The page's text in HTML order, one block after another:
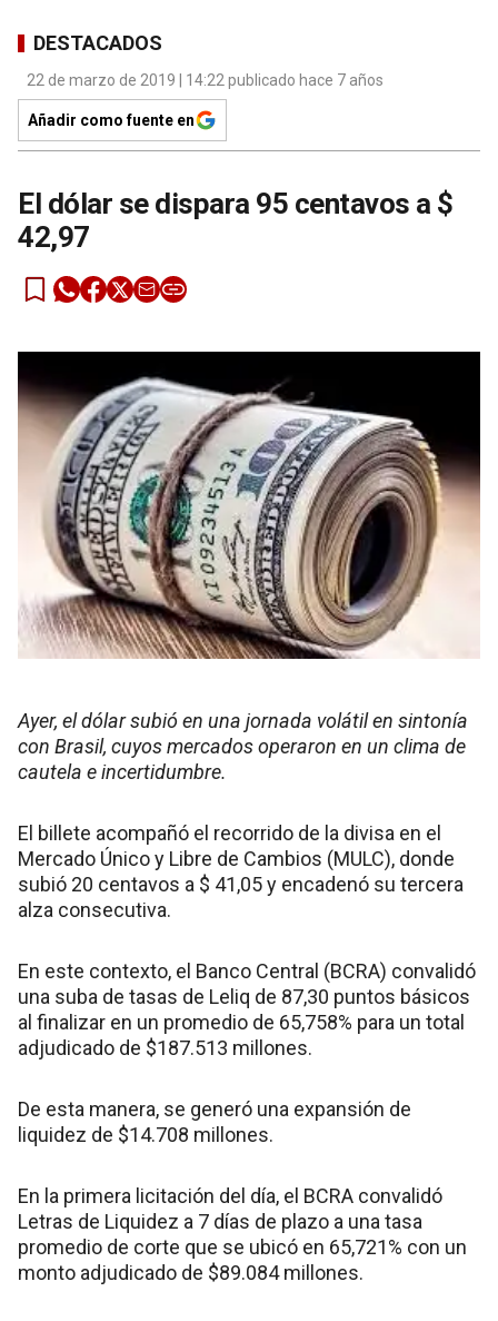
DESTACADOS
22 de marzo de 2019 | 14:22 publicado hace 7 años
Añadir como fuente en
El dólar se dispara 95 centavos a $
42,97
Ayer, el dólar subió en una jornada volátil en sintonía
con Brasil, cuyos mercados operaron en un clima de
cautela e incertidumbre.
El billete acompañó el recorrido de la divisa en el
Mercado Único y Libre de Cambios (MULC), donde
subió 20 centavos a $ 41,05 y encadenó su tercera
alza consecutiva.
En este contexto, el Banco Central (BCRA) convalidó
una suba de tasas de Leliq de 87,30 puntos básicos
al finalizar en un promedio de 65,758% para un total
adjudicado de $187.513 millones.
De esta manera, se generó una expansión de
liquidez de $14.708 millones.
En la primera licitación del día, el BCRA convalidó
Letras de Liquidez a 7 días de plazo a una tasa
promedio de corte que se ubicó en 65,721% con un
monto adjudicado de $89.084 millones.